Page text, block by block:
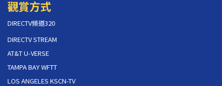
觀賞方式
DIRECTV頻道320
DIRECTV STREAM
AT&T U-VERSE
TAMPA BAY WFTT
LOS ANGELES KSCN-TV